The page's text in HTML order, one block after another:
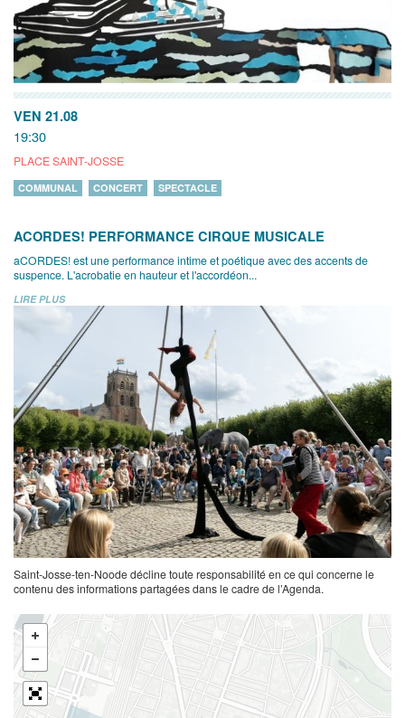
VEN 21.08
19:30
PLACE SAINT-JOSSE
COMMUNAL CONCERT SPECTACLE
ACORDES! PERFORMANCE CIRQUE MUSICALE
aCORDES! est une performance intime et poétique avec des accents de
suspence. L'acrobatie en hauteur et l'accordéon...
LIRE PLUS
Saint-Josse-ten-Noode décline toute responsabilité en ce qui concerne le
contenu des informations partagées dans le cadre de l’Agenda.